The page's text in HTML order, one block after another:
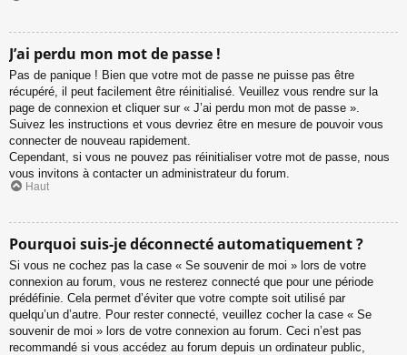
J’ai perdu mon mot de passe !
Pas de panique ! Bien que votre mot de passe ne puisse pas être
récupéré, il peut facilement être réinitialisé. Veuillez vous rendre sur la
page de connexion et cliquer sur « J’ai perdu mon mot de passe ».
Suivez les instructions et vous devriez être en mesure de pouvoir vous
connecter de nouveau rapidement.
Cependant, si vous ne pouvez pas réinitialiser votre mot de passe, nous
vous invitons à contacter un administrateur du forum.
Haut
Pourquoi suis-je déconnecté automatiquement ?
Si vous ne cochez pas la case « Se souvenir de moi » lors de votre
connexion au forum, vous ne resterez connecté que pour une période
prédéfinie. Cela permet d’éviter que votre compte soit utilisé par
quelqu’un d’autre. Pour rester connecté, veuillez cocher la case « Se
souvenir de moi » lors de votre connexion au forum. Ceci n’est pas
recommandé si vous accédez au forum depuis un ordinateur public,